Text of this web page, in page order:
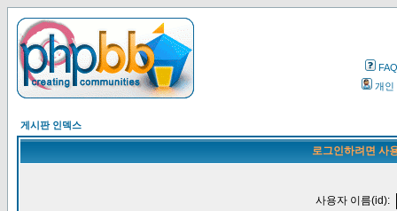
FAQ
개인
게시판 인덱스
로그인하려면 사
사용자 이름(id):